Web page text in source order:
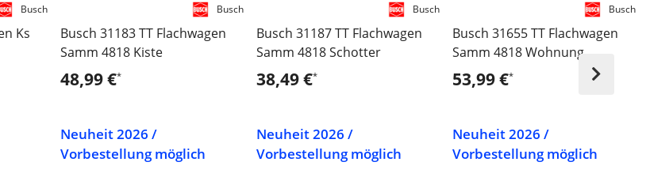
Ks
Busch
Busch 31183 TT Flachwagen
Samm 4818 Kiste
48,99 €*
Neuheit 2026 /
Vorbestellung möglich
Busch
Busch 31187 TT Flachwagen
Samm 4818 Schotter
38,49 €*
Neuheit 2026 /
Vorbestellung möglich
Busch
Busch 31655 TT Flachwagen
Samm 4818 Wohnung
53,99 €*
Neuheit 2026 /
Vorbestellung möglich
Busch